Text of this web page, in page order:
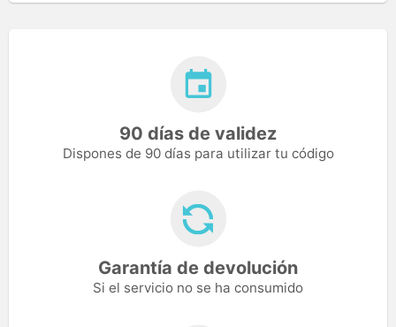
90 días de validez
Dispones de 90 días para utilizar tu código
Garantía de devolución
Si el servicio no se ha consumido